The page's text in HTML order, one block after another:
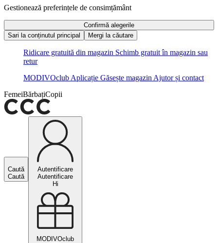
Gestionează preferințele de consimțământ
Confirmă alegerile
Sari la conținutul principal
Mergi la căutare
Ridicare gratuită din magazin Schimb gratuit în magazin sau
retur
MODIVOclub Aplicație Găsește magazin Ajutor și contact
FemeiBărbațiCopii
Caută
Caută
Autentificare
Autentificare
Hi
MODIVOclub